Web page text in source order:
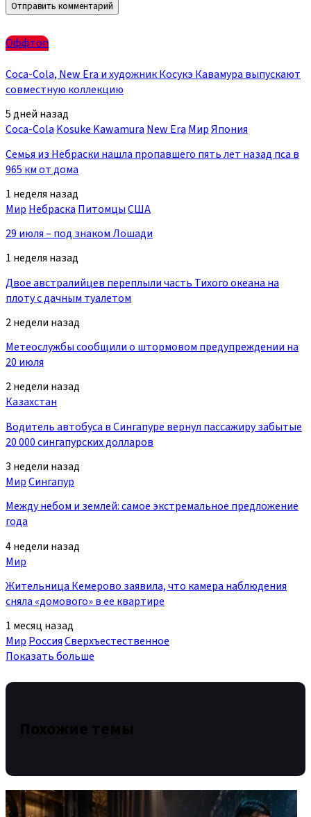
Оффтоп
Coca-Cola, New Era и художник Косукэ Кавамура выпускают
совместную коллекцию
5 дней назад
Coca-Cola Kosuke Kawamura New Era МирЯпония
Семья из Небраски нашла пропавшего пять лет назад пса в
965 км от дома
1 неделя назад
Мир Небраска ПитомцыСША
29 июля – под знаком Лошади
1 неделя назад
Двое австралийцев переплыли часть Тихого океана на
плоту с дачным туалетом
2 недели назад
Метеослужбы сообщили о штормовом предупреждении на
20 июля
2 недели назад
Казахстан
Водитель автобуса в Сингапуре вернул пассажиру забытые
20 000 сингапурских долларов
3 недели назад
МирСингапур
Между небом и землей: самое экстремальное предложение
года
4 недели назад
Мир
Жительница Кемерово заявила, что камера наблюдения
сняла «домового» в ее квартире
1 месяц назад
Мир РоссияСверхъестественное
Показать больше
Похожие темы